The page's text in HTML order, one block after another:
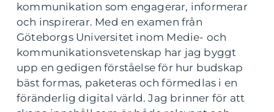
kommunikation som engagerar, informerar
och inspirerar. Med en examen från
Göteborgs Universitet inom Medie- och
kommunikationsvetenskap har jag byggt
upp en gedigen förståelse för hur budskap
bäst formas, paketeras och förmedlas i en
föränderlig digital värld. Jag brinner för att